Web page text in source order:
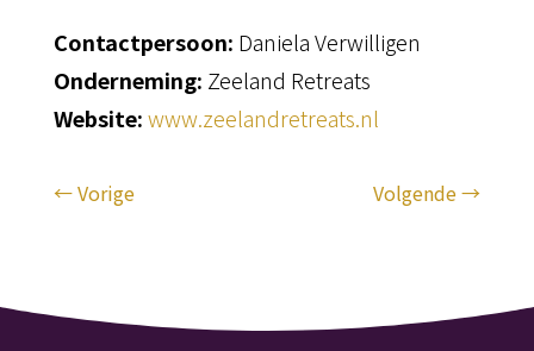
Contactpersoon: Daniela Verwilligen
Onderneming: Zeeland Retreats
Website:www.zeelandretreats.nl
←Vorige Volgende→